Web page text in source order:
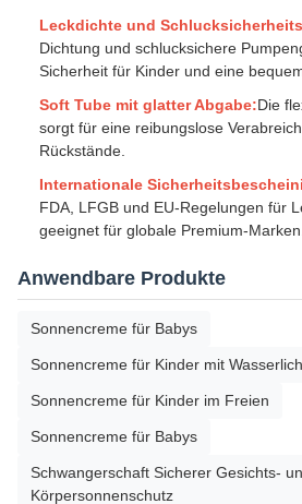
Leckdichte und
Dichtung und schlucksichere
Sicherheit für Kinder und eine
Soft Tube mit glatter Abgabe:Die
sorgt für eine reibungslose
Rückstände.
Internationale
FDA, LFGB und EU-Regelungen für
geeignet für globale Premium-Marken.
Anwendbare Produkte
Sonnencreme für Babys
Sonnencreme für Kinder mit
Sonnencreme für Kinder im Freien
Sonnencreme für Babys
Schwangerschaft Sicherer Gesichts-
Körpersonnenschutz